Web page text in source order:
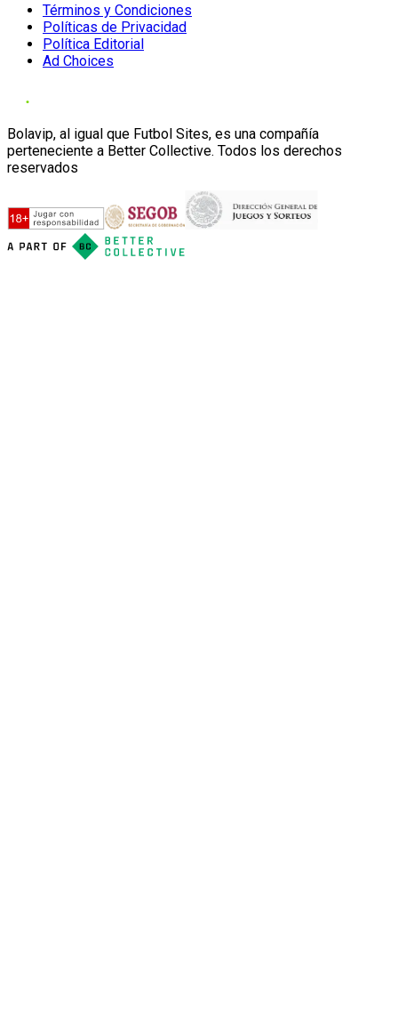
Términos y Condiciones
Políticas de Privacidad
Política Editorial
Ad Choices
Bolavip, al igual que Futbol Sites, es una compañía
perteneciente a Better Collective. Todos los derechos
reservados